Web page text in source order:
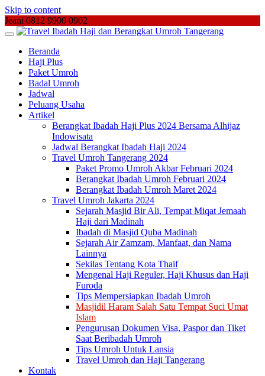
Skip to content
Jeani 0812 9900 0902
Beranda
Haji Plus
Paket Umroh
Badal Umroh
Jadwal
Peluang Usaha
Artikel
Berangkat Ibadah Haji Plus 2024 Bersama Alhijaz
Indowisata
Jadwal Berangkat Ibadah Haji 2024
Travel Umroh Tangerang 2024
Paket Promo Umroh Akbar Februari 2024
Berangkat Ibadah Umroh Februari 2024
Berangkat Ibadah Umroh Maret 2024
Travel Umroh Jakarta 2024
Sejarah Masjid Bir Ali, Tempat Miqat Jemaah
Haji dari Madinah
Ibadah di Masjid Quba Madinah
Sejarah Air Zamzam, Manfaat, dan Nama
Lainnya
Sekilas Tentang Kota Thaif
Mengenal Haji Reguler, Haji Khusus dan Haji
Furoda
Tips Mempersiapkan Ibadah Umroh
Masjidil Haram Salah Satu Tempat Suci Umat
Islam
Pengurusan Dokumen Visa, Paspor dan Tiket
Saat Beribadah Umroh
Tips Umroh Untuk Lansia
Travel Umroh dan Haji Tangerang
Kontak